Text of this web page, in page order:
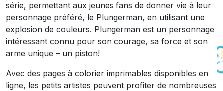
série, permettant aux jeunes fans de donner vie à leur
personnage préféré, le Plungerman, en utilisant une
explosion de couleurs. Plungerman est un personnage
intéressant connu pour son courage, sa force et son
arme unique – un piston!
Avec des pages à colorier imprimables disponibles en
ligne, les petits artistes peuvent profiter de nombreuses